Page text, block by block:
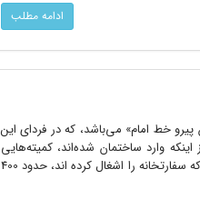
ادامه مطلب
خط امام» می‌باشد، که در فردای این
وارد ساختمان شده‌اند، کمیته‌هایی
تشکیل داده‌اند که هر یک از کمیته‌ها برنامه خاصی دارد -مسئول کمیته منطقه 6: دانشجویانی که سفارتخانه را اشغال کرده اند، حدود 400